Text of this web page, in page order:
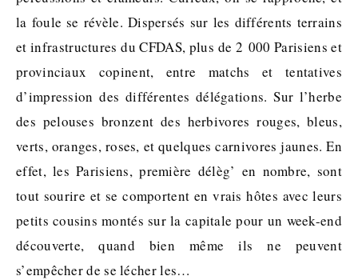
la foule se révèle. Dispersés sur les différents terrains
et infrastructures du CFDAS, plus de 2 000 Parisiens et
provinciaux copinent, entre matchs et tentatives
d’impression des différentes délégations. Sur l’herbe
des pelouses bronzent des herbivores rouges, bleus,
verts, oranges, roses, et quelques carnivores jaunes. En
effet, les Parisiens, première délèg’ en nombre, sont
tout sourire et se comportent en vrais hôtes avec leurs
petits cousins montés sur la capitale pour un week-end
découverte, quand bien même ils ne peuvent
s’empêcher de se lécher les…